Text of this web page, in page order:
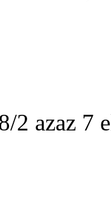
2 azaz 7